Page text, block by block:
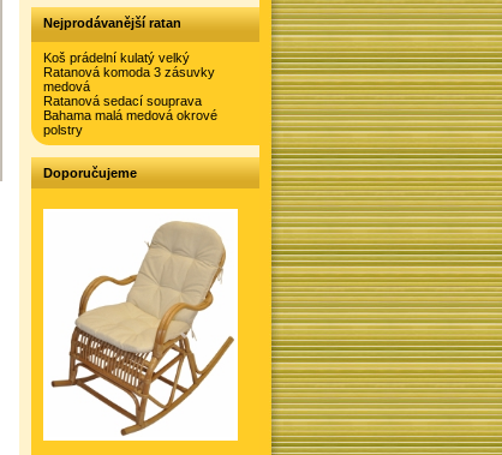
Nejprodávanější ratan
Koš prádelní kulatý velký
Ratanová komoda 3 zásuvky
medová
Ratanová sedací souprava
Bahama malá medová okrové
polstry
Doporučujeme